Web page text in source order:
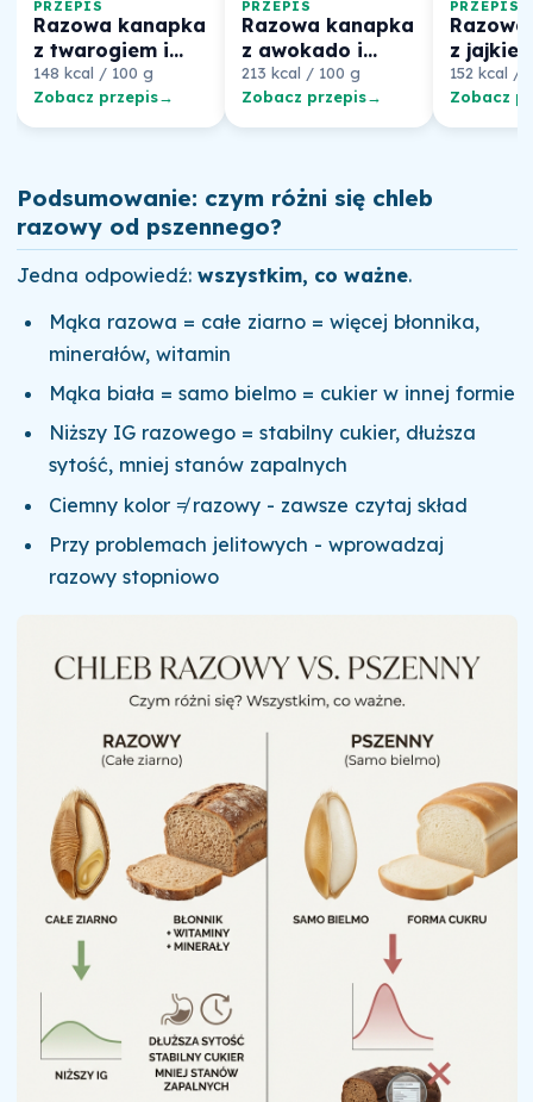
PRZEPIS
Razowa kanapka
z twarogiem i
rzodkiewką
148 kcal / 100 g
Zobacz przepis→
PRZEPIS
Razowa kanapka
z awokado i
jajkiem
213 kcal / 100 g
Zobacz przepis→
PRZEPIS
z
152 kcal /
Zobacz
Podsumowanie: czym różni się chleb
razowy od pszennego?
Jedna odpowiedź: wszystkim, co ważne.
Mąka razowa = całe ziarno = więcej błonnika,
minerałów, witamin
Mąka biała = samo bielmo = cukier w innej formie
Niższy IG razowego = stabilny cukier, dłuższa
sytość, mniej stanów zapalnych
Ciemny kolor ≠ razowy - zawsze czytaj skład
Przy problemach jelitowych - wprowadzaj
razowy stopniowo